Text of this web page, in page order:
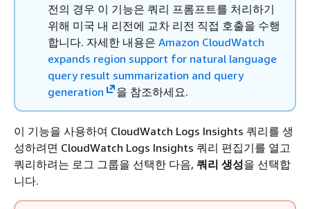
전의 경우 이 기능은 쿼리 프롬프트를 처리하기
위해 미국 내 리전에 교차 리전 직접 호출을 수행
합니다. 자세한 내용은 Amazon CloudWatch
expands region support for natural language
query result summarization and query
generation
을 참조하세요.
이 기능을 사용하여 CloudWatch Logs Insights 쿼리를 생
성하려면 CloudWatch Logs Insights 쿼리 편집기를 열고
쿼리하려는 로그 그룹을 선택한 다음, 쿼리 생성을 선택합
니다.